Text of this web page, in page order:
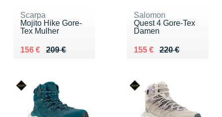
Scarpa
Mojito Hike Gore-
Tex Mulher
209 €
Au lieu de 209 €
156 €
Vendu 156 €
Salomon
Quest 4 Gore-Tex
Damen
220 €
Au lieu de 220 €
155 €
Vendu 155 €